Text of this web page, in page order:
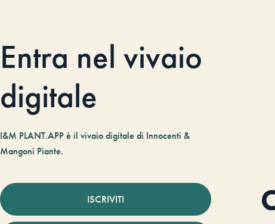
Entra nel vivaio
digitale
I&M PLANT.APP è il vivaio digitale di Innocenti &
Mangoni Piante.
ISCRIVITI